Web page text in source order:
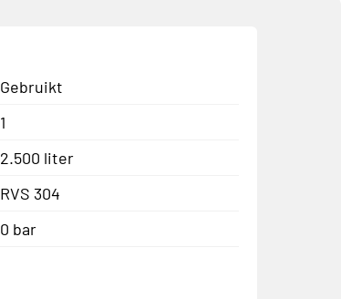
Gebruikt
1
2.500 liter
RVS 304
0 bar